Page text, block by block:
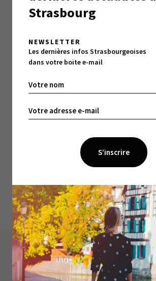
Strasbourg
NEWSLETTER
Les dernières infos Strasbourgeoises
dans votre boite e-mail
oublier la presse et le magazine Or
conseil-nouvelr.fr
À LIRE ÉGALEMENT :